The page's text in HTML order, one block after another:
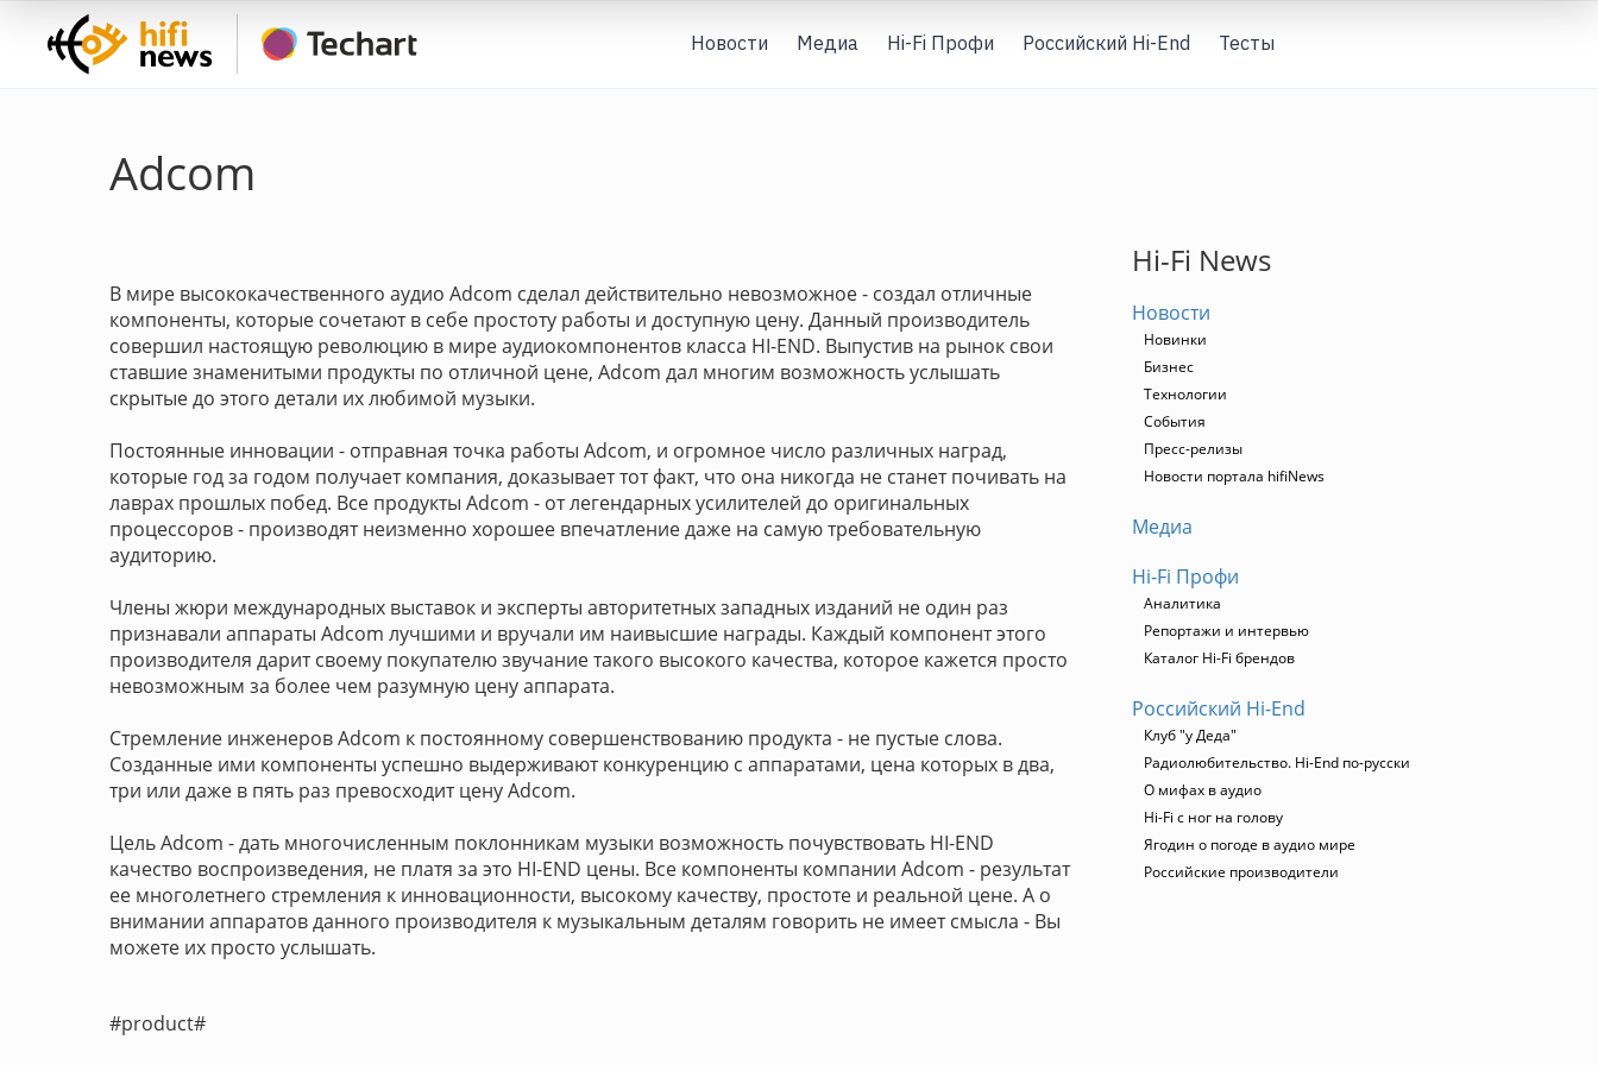
Новости Медиа Hi-Fi Профи Российский Hi-End Тесты
Adcom
В мире высококачественного аудио Adcom сделал действительно невозможное - создал отличные
компоненты, которые сочетают в себе простоту работы и доступную цену. Данный производитель
совершил настоящую революцию в мире аудиокомпонентов класса HI-END. Выпустив на рынок свои
ставшие знаменитыми продукты по отличной цене, Adcom дал многим возможность услышать
скрытые до этого детали их любимой музыки.
Постоянные инновации - отправная точка работы Adcom, и огромное число различных наград,
которые год за годом получает компания, доказывает тот факт, что она никогда не станет почивать на
лаврах прошлых побед. Все продукты Adcom - от легендарных усилителей до оригинальных
процессоров - производят неизменно хорошее впечатление даже на самую требовательную
аудиторию.
Члены жюри международных выставок и эксперты авторитетных западных изданий не один раз
признавали аппараты Adcom лучшими и вручали им наивысшие награды. Каждый компонент этого
производителя дарит своему покупателю звучание такого высокого качества, которое кажется просто
невозможным за более чем разумную цену аппарата.
Стремление инженеров Adcom к постоянному совершенствованию продукта - не пустые слова.
Созданные ими компоненты успешно выдерживают конкуренцию с аппаратами, цена которых в два,
три или даже в пять раз превосходит цену Adcom.
Цель Adcom - дать многочисленным поклонникам музыки возможность почувствовать HI-END
качество воспроизведения, не платя за это HI-END цены. Все компоненты компании Adcom - результат
ее многолетнего стремления к инновационности, высокому качеству, простоте и реальной цене. А о
внимании аппаратов данного производителя к музыкальным деталям говорить не имеет смысла - Вы
можете их просто услышать.
#product#
Hi-Fi News
Новости
Новинки
Бизнес
Технологии
События
Пресс-релизы
Новости портала hifiNews
Медиа
Hi-Fi Профи
Аналитика
Репортажи и интервью
Каталог Hi-Fi брендов
Российский Hi-End
Клуб "у Деда"
Радиолюбительство. Hi-End по-русски
О мифах в аудио
Hi-Fi с ног на голову
Ягодин о погоде в аудио мире
Российские производители